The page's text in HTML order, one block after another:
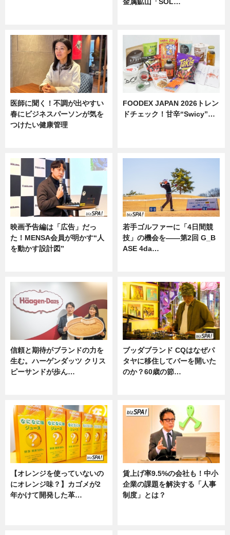
医師に聞く！不調が出やすい
春にビジネスパーソンが気を
つけたい健康管理
FOODEX JAPAN 2026トレン
ドチェック！甘辛“Swicy”…
映画予告編は「広告」だっ
た！MENSA会員が明かす“人
を動かす設計図”
若手ゴルファーに「4日間競
技」の機会を——第2回 G_B
ASE 4da…
信頼と期待がブランドの力を
生む。ハーゲンダッツ クリス
ピーサンドが歩ん…
ブッダブランド CQはなぜパ
タヤに移住してバーを開いた
のか？60歳の節…
【オレンジを使っていないの
にオレンジ味？】カゴメが2
年かけて開発した革…
賃上げ率9.5%の会社も！中小
企業の課題を解決する「人事
制度」とは？